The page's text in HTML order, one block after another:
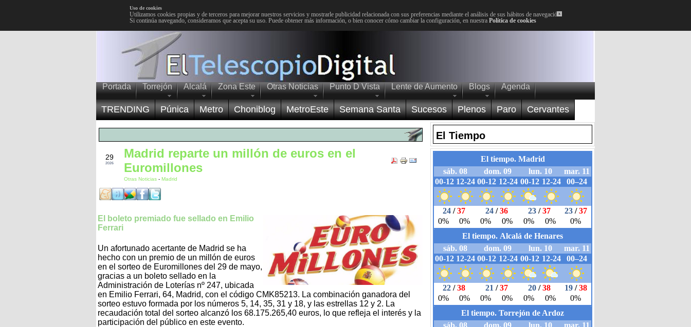
x
Uso de cookies
Utilizamos cookies propias y de terceros para mejorar nuestros servicios y mostrarle publicidad relacionada con sus preferencias mediante el análisis de sus hábitos de navegación.
Si continúa navegando, consideramos que acepta su uso. Puede obtener más información, o bien conocer cómo cambiar la configuración, en nuestra Política de cookies
Portada Torrejón Alcalá Zona Este Otras Noticias Punto D Vista Lente de Aumento Blogs Agenda
TRENDING Púnica Metro Choniblog MetroEste Semana Santa Sucesos Plenos Paro Cervantes
29
2026
Madrid reparte un millón de euros en el
Euromillones
Otras Noticias - Madrid
El boleto premiado fue sellado en Emilio
Ferrari
Un afortunado acertante de Madrid se ha
hecho con un premio de un millón de euros
en el sorteo de Euromillones del 29 de mayo,
gracias a un boleto sellado en la
Administración de Loterías nº 247, ubicada
en Emilio Ferrari, 64, Madrid, con el código CMK85213. La combinación ganadora del
sorteo estuvo formada por los números 5, 14, 35, 31 y 18, y las estrellas 12 y 2. La
recaudación total del sorteo alcanzó los 68.175.265,40 euros, lo que refleja el interés y la
participación del público en este evento.
El Tiempo